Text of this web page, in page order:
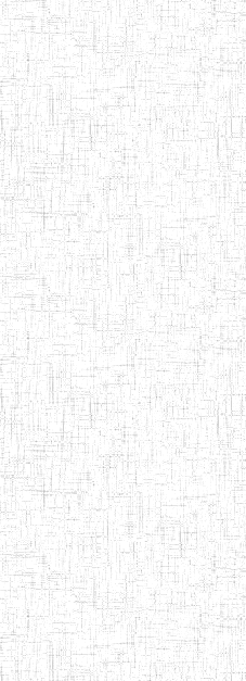
02/09/2014 ENIEG Privé
04/02/2014 ENIET Privé
28/08/2009 ENIEG Privé
28/12/2007 ENIEG Privé
15/04/2014 ENIEG Privé
20/08/2015 ENIEG Privé